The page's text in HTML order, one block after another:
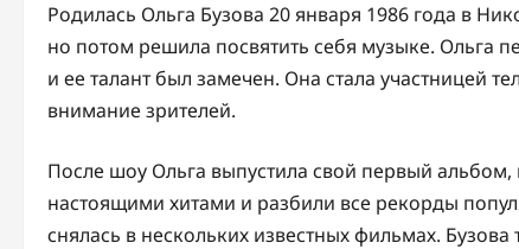
Родилась Ольга Бузова 20 января 1986 года в
но потом решила посвятить себя музыке. Ольга
и ее талант был замечен. Она стала участницей
внимание зрителей.
После шоу Ольга выпустила свой первый
настоящими хитами и разбили все рекорды
снялась в нескольких известных фильмах.